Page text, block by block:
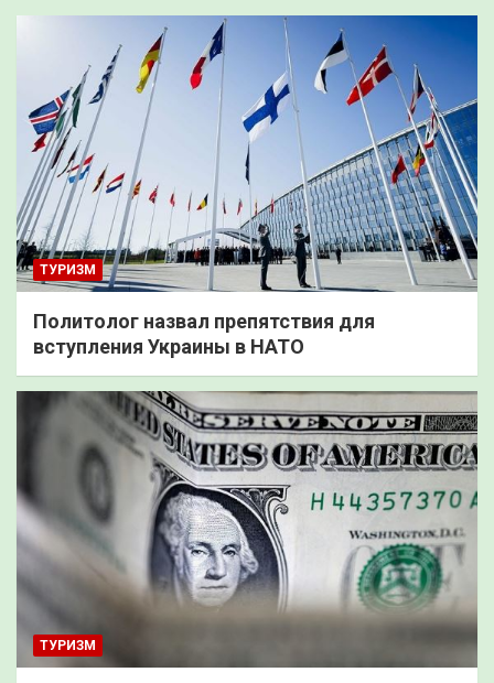
ТУРИЗМ
Политолог назвал препятствия для
вступления Украины в НАТО
ТУРИЗМ